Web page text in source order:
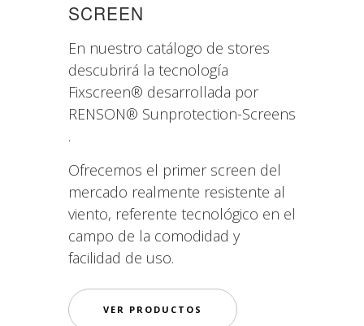
SCREEN
En nuestro catálogo de stores
descubrirá la tecnología
Fixscreen® desarrollada por
RENSON® Sunprotection-Screens
.
Ofrecemos el primer screen del
mercado realmente resistente al
viento, referente tecnológico en el
campo de la comodidad y
facilidad de uso.
VER PRODUCTOS